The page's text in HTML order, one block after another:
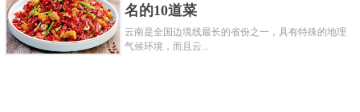
共3页: 上一页 2 3 下一页
名的10道菜
云南是全国边境线最长的省份之一，具有特殊的地理
气候环境，而且云...